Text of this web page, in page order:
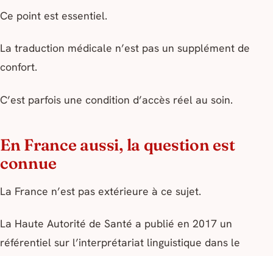
Ce point est essentiel.
La traduction médicale n’est pas un supplément de
confort.
C’est parfois une condition d’accès réel au soin.
En France aussi, la question est
connue
La France n’est pas extérieure à ce sujet.
La Haute Autorité de Santé a publié en 2017 un
référentiel sur l’interprétariat linguistique dans le